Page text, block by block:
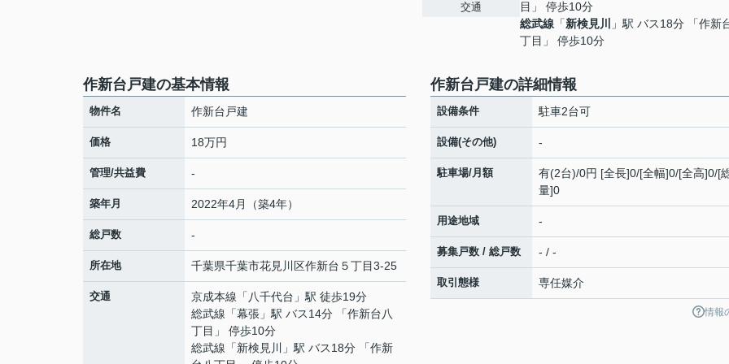
交通
目」 停歩10分
総武線 「新検見川
」駅 バス18分 「作新
丁目」 停歩10分
作新台戸建の基本情報
物件名 作新台戸建
価格 18万円
管理/共益費 -
築年月 2022年4月（築4年）
総戸数 -
所在地 千葉県千葉市花見川区作新台 ５丁目3-25
交通 京成本線 「 八千代台 」駅 徒歩19分
総武線 「幕張 」駅 バス14分 「作新台八
丁目」 停歩10分
総武線 「新検見川
」駅 バス18分 「作新
作新台戸建の詳細情報
設備条件 駐車2台可
設備(その他) -
駐車場/月額
有(2台)/0円 [全長]0/[全幅]0/[全高]0/[
量]0
用途地域 -
募集戸数 / 総戸数 - / -
取引態様 専任媒介
情報